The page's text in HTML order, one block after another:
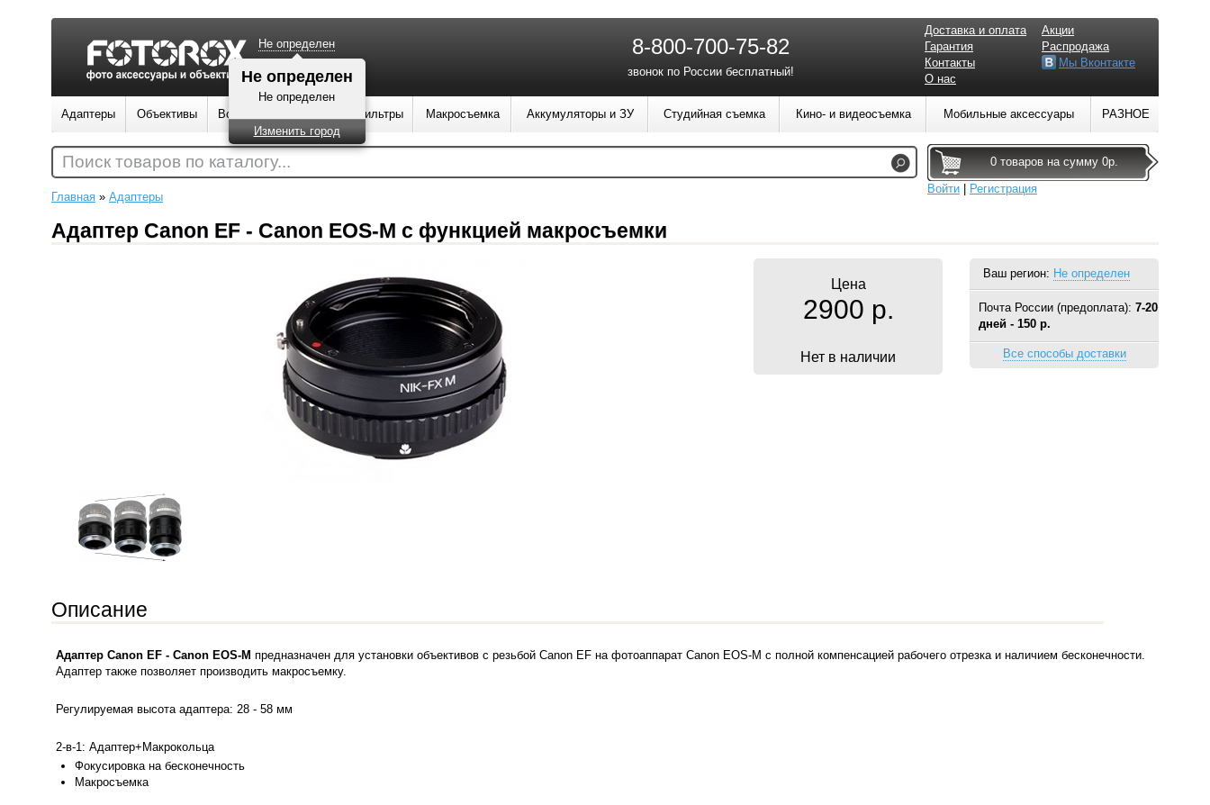
Главная » Адаптеры
Адаптер Canon EF - Canon EOS-M с функцией макросъемки
Ваш регион: Не определен
Почта России (предоплата): 7-20
дней - 150 р.
Все способы доставки
Цена
2900 р.
Нет в наличии
Описание
Адаптер Canon EF - Canon EOS-M предназначен для установки объективов с резьбой Canon EF на фотоаппарат Canon EOS-M с полной компенсацией рабочего отрезка и наличием бесконечности.
Адаптер также позволяет производить макросъемку.
Регулируемая высота адаптера: 28 - 58 мм
2-в-1: Адаптер+Макрокольца
Фокусировка на бесконечность
Макросъемка
Не определен
Не определен
Не определен
Изменить город
8-800-700-75-82
звонок по России бесплатный!
Доставка и оплата
Гарантия
Контакты
О нас
Акции
Распродажа
Мы Вконтакте
Адаптеры Объективы Вспышки Фильтры Макросъемка Аккумуляторы и ЗУ Студийная съемка Кино- и видеосъемка Мобильные аксессуары РАЗНОЕ
0 товаров на сумму 0р.
Войти
Регистрация
Поиск товаров по каталогу...